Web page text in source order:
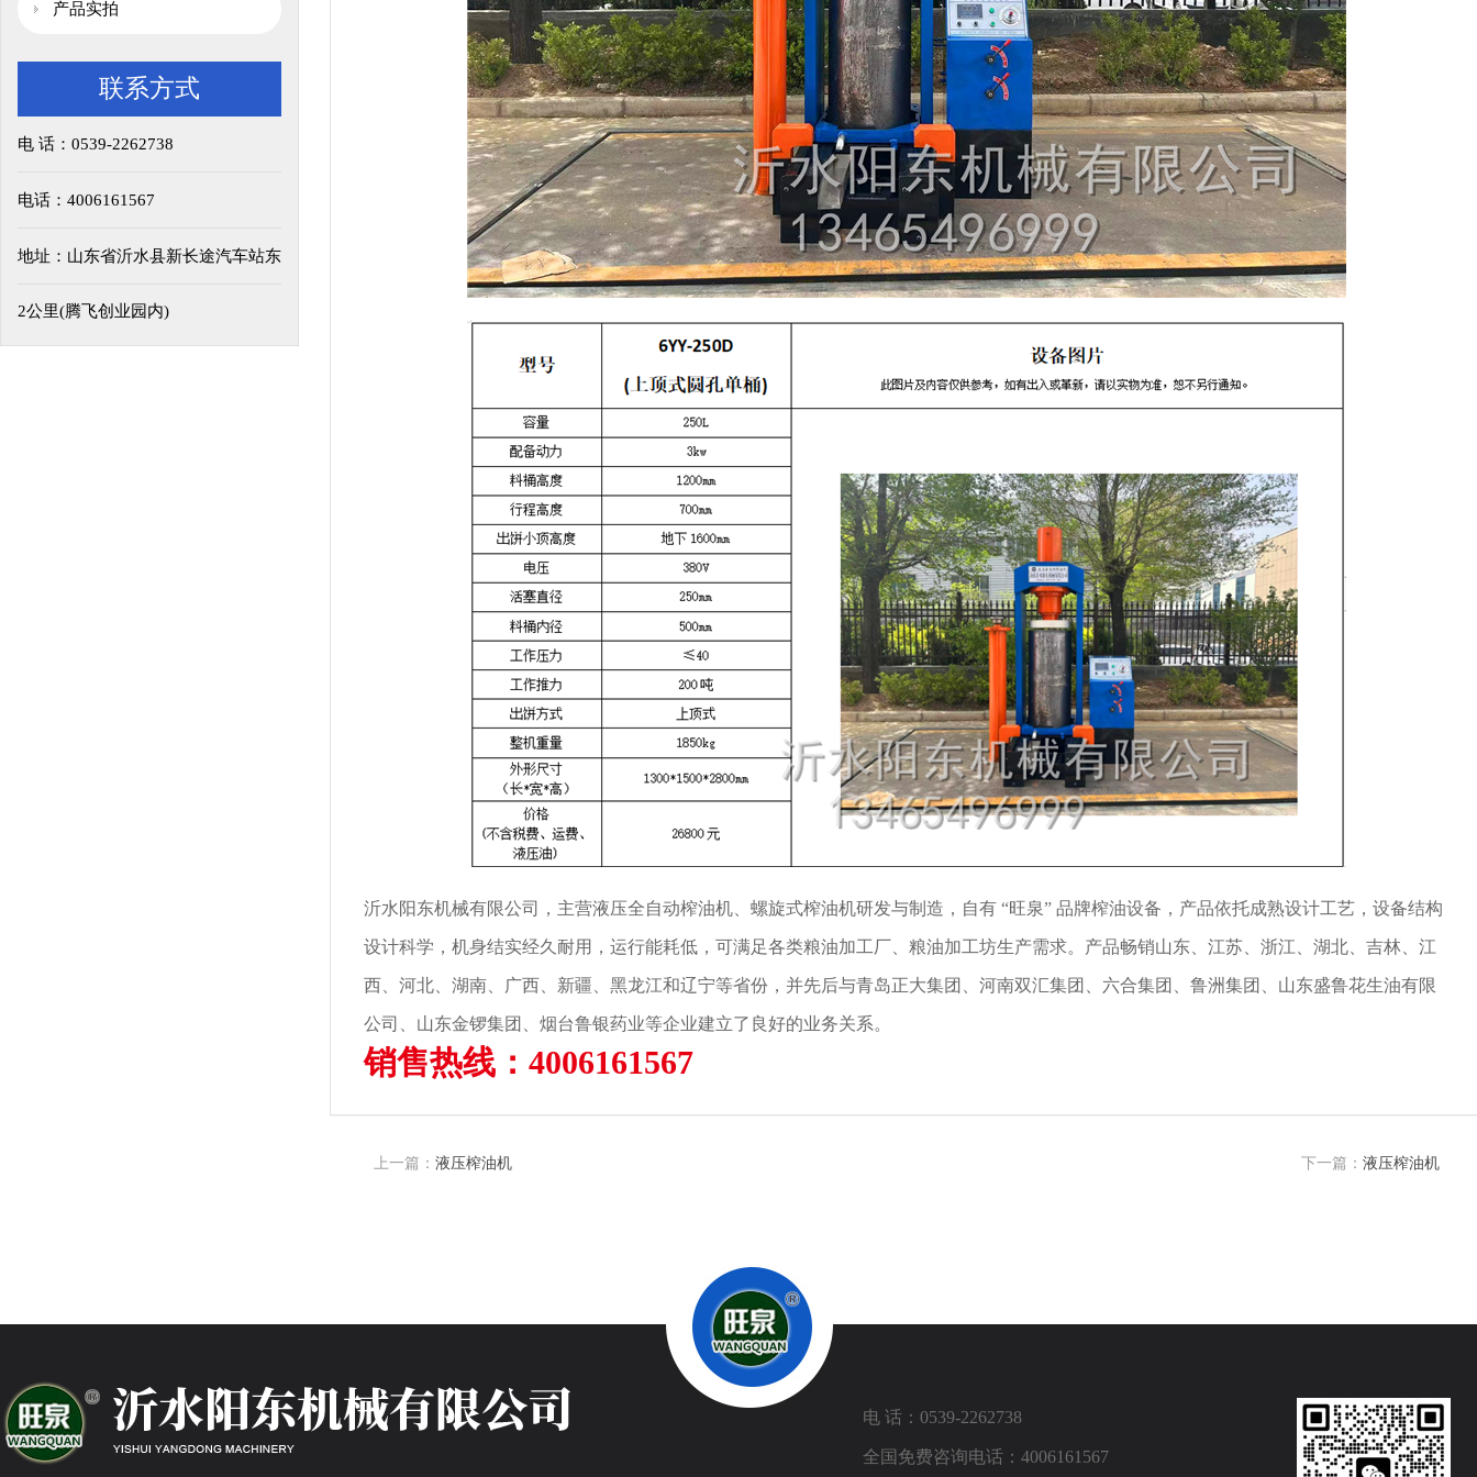
产品实拍
联系方式
电 话：0539-2262738
电话：4006161567
地址：山东省沂水县新长途汽车站东
2公里(腾飞创业园内)
沂水阳东机械有限公司，主营液压全自动榨油机、螺旋式榨油机研发与制造，自有 “旺泉” 品牌榨油设备，产品依托成熟设计工艺，设备结构
设计科学，机身结实经久耐用，运行能耗低，可满足各类粮油加工厂、粮油加工坊生产需求。产品畅销山东、江苏、浙江、湖北、吉林、江
西、河北、湖南、广西、新疆、黑龙江和辽宁等省份，并先后与青岛正大集团、河南双汇集团、六合集团、鲁洲集团、山东盛鲁花生油有限
公司、山东金锣集团、烟台鲁银药业等企业建立了良好的业务关系。
销售热线：4006161567
上一篇： 液压榨油机 下一篇： 液压榨油机
电 话：0539-2262738
全国免费咨询电话：4006161567